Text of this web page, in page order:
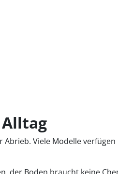
Viele Modelle